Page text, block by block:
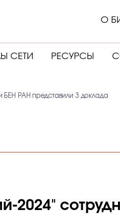
О
СЕТИ РЕСУРСЫ
БЕН РАН представили 3 доклада
2024"